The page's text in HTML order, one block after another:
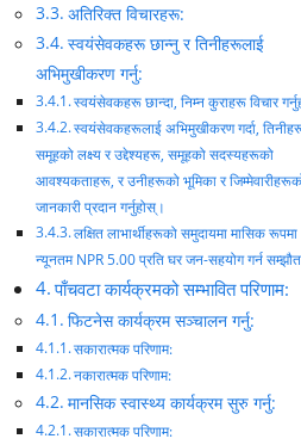
अतिरिक्त विचारहरू:
स्वयंसेवकहरू छान्नु र तिनीहरूलाई
अभिमुखीकरण गर्नु:
स्वयंसेवकहरू छान्दा, निम्न कुराहरू विचार
स्वयंसेवकहरूलाई अभिमुखीकरण गर्दा,
समूहको लक्ष्य र उद्देश्यहरू, समूहको सदस्यहरूको
आवश्यकताहरू, र उनीहरूको भूमिका र
जानकारी प्रदान गर्नुहोस्।
लक्षित लाभार्थीहरूको समुदायमा मासिक रूपमा
न्यूनतम NPR 5.00 प्रति घर जन-सहयोग गर्न
पाँचवटा कार्यक्रमको सम्भावित परिणाम:
फिटनेस कार्यक्रम सञ्चालन गर्नु:
सकारात्मक परिणाम:
नकारात्मक परिणाम:
मानसिक स्वास्थ्य कार्यक्रम सुरु गर्नु:
सकारात्मक परिणाम: